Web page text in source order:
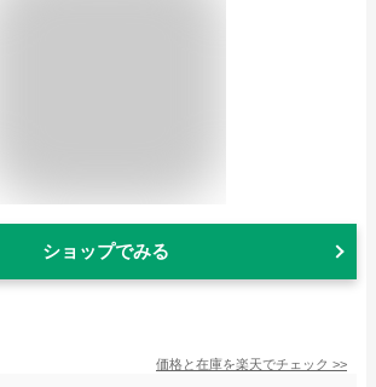
ショップでみる
価格と在庫を楽天でチェック >>